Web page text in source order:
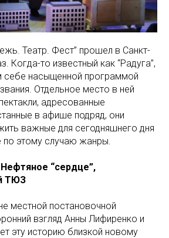
Театр. Фест” прошел в Санкт-
Когда-то известный как “Радуга”,
себе насыщенной программой
Отдельное место в ней
адресованные
в афише подряд, они
важные для сегодняшнего дня
по этому случаю жанры.
“сердце”,
ТЮЗ
местной постановочной
взгляд Анны Лифиренко и
эту историю близкой новому